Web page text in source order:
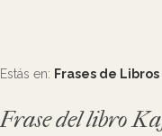
Estás en: Frases de Libros
Frase del libro